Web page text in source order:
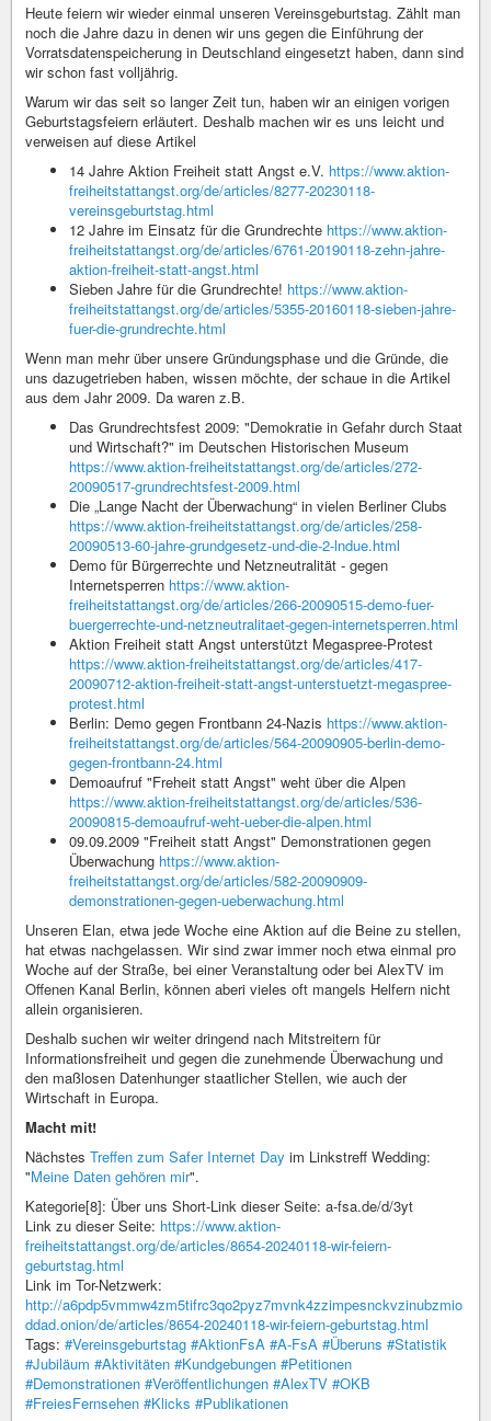
Heute feiern wir wieder einmal unseren Vereinsgeburtstag. Zählt man
noch die Jahre dazu in denen wir uns gegen die Einführung der
Vorratsdatenspeicherung in Deutschland eingesetzt haben, dann sind
wir schon fast volljährig.
Warum wir das seit so langer Zeit tun, haben wir an einigen vorigen
Geburtstagsfeiern erläutert. Deshalb machen wir es uns leicht und
verweisen auf diese Artikel
14 Jahre Aktion Freiheit statt Angst e.V. https://www.aktion-
freiheitstattangst.org/de/articles/8277-20230118-
vereinsgeburtstag.html
12 Jahre im Einsatz für die Grundrechte https://www.aktion-
freiheitstattangst.org/de/articles/6761-20190118-zehn-jahre-
aktion-freiheit-statt-angst.html
Sieben Jahre für die Grundrechte! https://www.aktion-
freiheitstattangst.org/de/articles/5355-20160118-sieben-jahre-
fuer-die-grundrechte.html
Wenn man mehr über unsere Gründungsphase und die Gründe, die
uns dazugetrieben haben, wissen möchte, der schaue in die Artikel
aus dem Jahr 2009. Da waren z.B.
Das Grundrechtsfest 2009: "Demokratie in Gefahr durch Staat
und Wirtschaft?" im Deutschen Historischen Museum
https://www.aktion-freiheitstattangst.org/de/articles/272-
20090517-grundrechtsfest-2009.html
Die „Lange Nacht der Überwachung“ in vielen Berliner Clubs
https://www.aktion-freiheitstattangst.org/de/articles/258-
20090513-60-jahre-grundgesetz-und-die-2-lndue.html
Demo für Bürgerrechte und Netzneutralität - gegen
Internetsperren https://www.aktion-
freiheitstattangst.org/de/articles/266-20090515-demo-fuer-
buergerrechte-und-netzneutralitaet-gegen-internetsperren.html
Aktion Freiheit statt Angst unterstützt Megaspree-Protest
https://www.aktion-freiheitstattangst.org/de/articles/417-
20090712-aktion-freiheit-statt-angst-unterstuetzt-megaspree-
protest.html
Berlin: Demo gegen Frontbann 24-Nazis https://www.aktion-
freiheitstattangst.org/de/articles/564-20090905-berlin-demo-
gegen-frontbann-24.html
Demoaufruf "Freheit statt Angst" weht über die Alpen
https://www.aktion-freiheitstattangst.org/de/articles/536-
20090815-demoaufruf-weht-ueber-die-alpen.html
09.09.2009 "Freiheit statt Angst" Demonstrationen gegen
Überwachung https://www.aktion-
freiheitstattangst.org/de/articles/582-20090909-
demonstrationen-gegen-ueberwachung.html
Unseren Elan, etwa jede Woche eine Aktion auf die Beine zu stellen,
hat etwas nachgelassen. Wir sind zwar immer noch etwa einmal pro
Woche auf der Straße, bei einer Veranstaltung oder bei AlexTV im
Offenen Kanal Berlin, können aberi vieles oft mangels Helfern nicht
allein organisieren.
Deshalb suchen wir weiter dringend nach Mitstreitern für
Informationsfreiheit und gegen die zunehmende Überwachung und
den maßlosen Datenhunger staatlicher Stellen, wie auch der
Wirtschaft in Europa.
Macht mit!
Nächstes Treffen zum Safer Internet Day im Linkstreff Wedding:
"Meine Daten gehören mir".
Kategorie[8]: Über uns Short-Link dieser Seite: a-fsa.de/d/3yt
Link zu dieser Seite: https://www.aktion-
freiheitstattangst.org/de/articles/8654-20240118-wir-feiern-
geburtstag.html
Link im Tor-Netzwerk:
http://a6pdp5vmmw4zm5tifrc3qo2pyz7mvnk4zzimpesnckvzinubzmio
ddad.onion/de/articles/8654-20240118-wir-feiern-geburtstag.html
Tags: #Vereinsgeburtstag #AktionFsA #A-FsA #Überuns #Statistik
#Jubiläum #Aktivitäten #Kundgebungen #Petitionen
#Demonstrationen #Veröffentlichungen #AlexTV #OKB
#FreiesFernsehen #Klicks #Publikationen